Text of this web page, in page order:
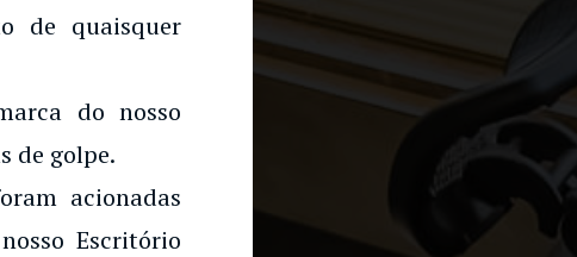
de quaisquer
do nosso
de golpe.
acionadas
Escritório